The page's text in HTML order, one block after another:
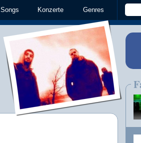
Songs Konzerte Genres